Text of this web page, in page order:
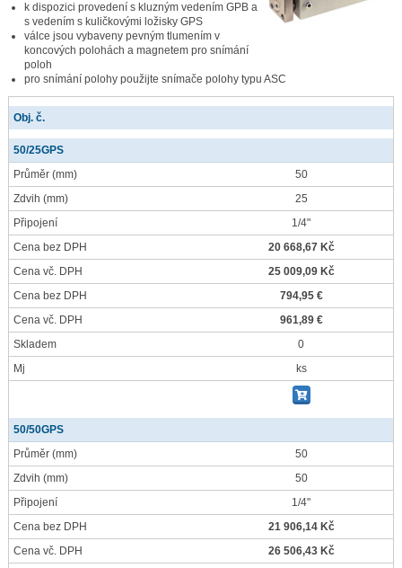
k dispozici provedení s kluzným vedením GPB a
s vedením s kuličkovými ložisky GPS
válce jsou vybaveny pevným tlumením v
koncových polohách a magnetem pro snímání
poloh
pro snímání polohy použijte snímače polohy typu ASC
Obj. č.
50/25GPS
Průměr (mm)
50
Zdvih (mm)
25
Připojení
1/4"
Cena bez DPH
20 668,67 Kč
Cena vč. DPH
25 009,09 Kč
Cena bez DPH
794,95 €
Cena vč. DPH
961,89 €
Skladem
0
Mj
ks
50/50GPS
Průměr (mm)
50
Zdvih (mm)
50
Připojení
1/4"
Cena bez DPH
21 906,14 Kč
Cena vč. DPH
26 506,43 Kč